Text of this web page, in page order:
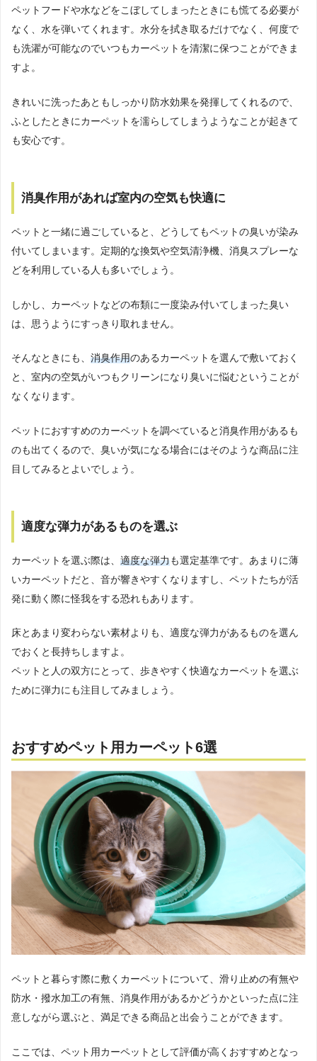
ペットフードや水などをこぼしてしまったときにも慌てる必要が
なく、水を弾いてくれます。水分を拭き取るだけでなく、何度で
も洗濯が可能なのでいつもカーペットを清潔に保つことができま
すよ。
きれいに洗ったあともしっかり防水効果を発揮してくれるので、
ふとしたときにカーペットを濡らしてしまうようなことが起きて
も安心です。
消臭作用があれば室内の空気も快適に
ペットと一緒に過ごしていると、どうしてもペットの臭いが染み
付いてしまいます。定期的な換気や空気清浄機、消臭スプレーな
どを利用している人も多いでしょう。
しかし、カーペットなどの布類に一度染み付いてしまった臭い
は、思うようにすっきり取れません。
そんなときにも、 消臭作用のあるカーペットを選んで敷いておく
と、室内の空気がいつもクリーンになり臭いに悩むということが
なくなります。
ペットにおすすめのカーペットを調べていると消臭作用があるも
のも出てくるので、臭いが気になる場合にはそのような商品に注
目してみるとよいでしょう。
適度な弾力があるものを選ぶ
カーペットを選ぶ際は、 適度な弾力も選定基準です。あまりに薄
いカーペットだと、音が響きやすくなりますし、ペットたちが活
発に動く際に怪我をする恐れもあります。
床とあまり変わらない素材よりも、適度な弾力があるものを選ん
でおくと長持ちしますよ。
ペットと人の双方にとって、歩きやすく快適なカーペットを選ぶ
ために弾力にも注目してみましょう。
おすすめペット用カーペット6選
ペットと暮らす際に敷くカーペットについて、滑り止めの有無や
防水・撥水加工の有無、消臭作用があるかどうかといった点に注
意しながら選ぶと、満足できる商品と出会うことができます。
ここでは、ペット用カーペットとして評価が高くおすすめとなっ